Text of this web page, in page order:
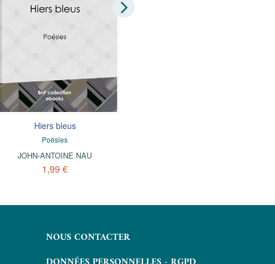
Hiers bleus
Poésies
JOHN-ANTOINE NAU
1,99 €
NOUS CONTACTER